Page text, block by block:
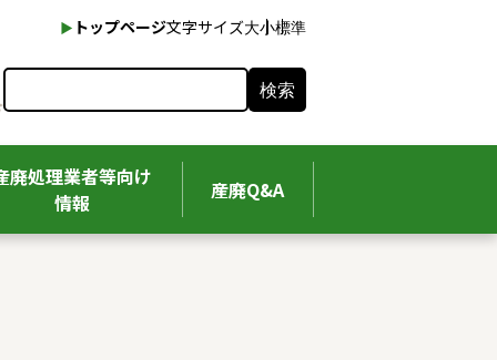
本文へ
トップページ文字サイズ大小標準
検索
廃処理業者等向け
情報
産廃Q&A